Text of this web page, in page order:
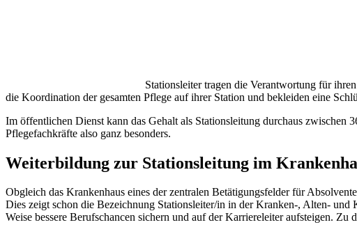
Stationsleiter tragen die Verantwortung für
die Koordination der gesamten Pflege auf ihrer Station und bekleiden eine
Im öffentlichen Dienst kann das Gehalt als Stationsleitung durchaus
Pflegefachkräfte also ganz besonders.
Weiterbildung zur Stationsleitung im
Obgleich das Krankenhaus eines der zentralen Betätigungsfelder für
Dies zeigt schon die Bezeichnung Stationsleiter/in in der Kranken-, Alten-
Weise bessere Berufschancen sichern und auf der Karriereleiter aufsteigen. Zu